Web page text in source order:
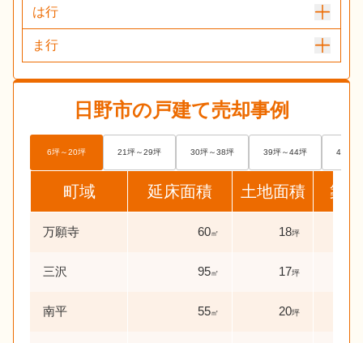
は行
ま行
日野市の戸建て売却事例
6坪～20坪 21坪～29坪 30坪～38坪 39坪～44坪 45坪
町域 延床面積 土地面積 築
万願寺 60㎡ 18坪
三沢 95㎡ 17坪
南平 55㎡ 20坪